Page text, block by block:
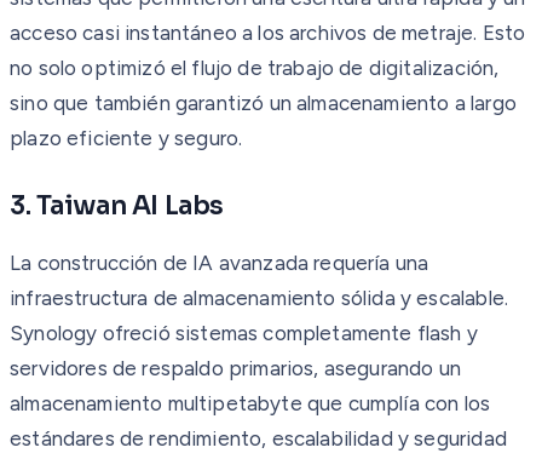
acceso casi instantáneo a los archivos de metraje. Esto
no solo optimizó el flujo de trabajo de digitalización,
sino que también garantizó un almacenamiento a largo
plazo eficiente y seguro.
3. Taiwan AI Labs
La construcción de IA avanzada requería una
infraestructura de almacenamiento sólida y escalable.
Synology ofreció sistemas completamente flash y
servidores de respaldo primarios, asegurando un
almacenamiento multipetabyte que cumplía con los
estándares de rendimiento, escalabilidad y seguridad